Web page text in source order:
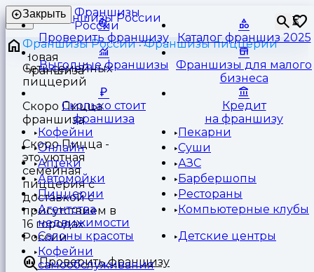
Франшизы
России
⏳
Закрыть
Проверить франшизу Каталог франшиз 2025
Выгодные франшизы
Франшизы для малого
бизнеса
Сколько стоит
франшиза
Кредит
на франшизу
Кофейни
Пекарни
Онлайн
Суши
Аптеки
АЗС
Автомойки
Барбершопы
Пиццерии
Рестораны
Агентства
недвижимости
Компьютерные клубы
Салоны красоты
Детские центры
Кофейни
самообслуживания
Франшизы России
Франшизы пиццерии
Сеть семейных
пиццерий
Скоро Пицца
франшиза
Скоро Пицца -
это уютная
семейная
пиццерия с
доставкой с
присутствием в
16 городах
России
Проверить франшизу